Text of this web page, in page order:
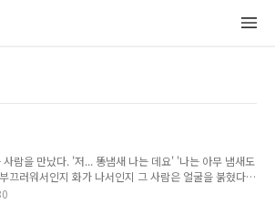
람을 만났다. '저... 똥냄새 나는 데요' '나는 아무 냄새도
끄러워서인지 화가 나서인지 그 사람은 얼굴을 붉혔다.
묻었는데요' '나는 아무 냄새도 안 나는데 무슨 근거로